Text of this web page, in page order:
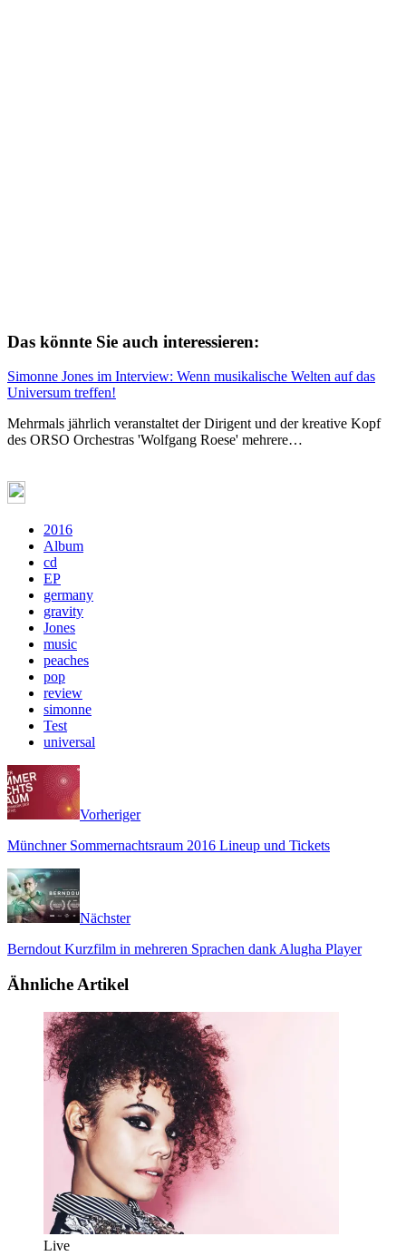
Das könnte Sie auch interessieren:
Simonne Jones im Interview: Wenn musikalische Welten auf das
Universum treffen!
Mehrmals jährlich veranstaltet der Dirigent und der kreative Kopf
des ORSO Orchestras 'Wolfgang Roese' mehrere…
2016
Album
cd
EP
germany
gravity
Jones
music
peaches
pop
review
simonne
Test
universal
Vorheriger
Münchner Sommernachtsraum 2016 Lineup und Tickets
Nächster
Berndout Kurzfilm in mehreren Sprachen dank Alugha Player
Ähnliche Artikel
Live